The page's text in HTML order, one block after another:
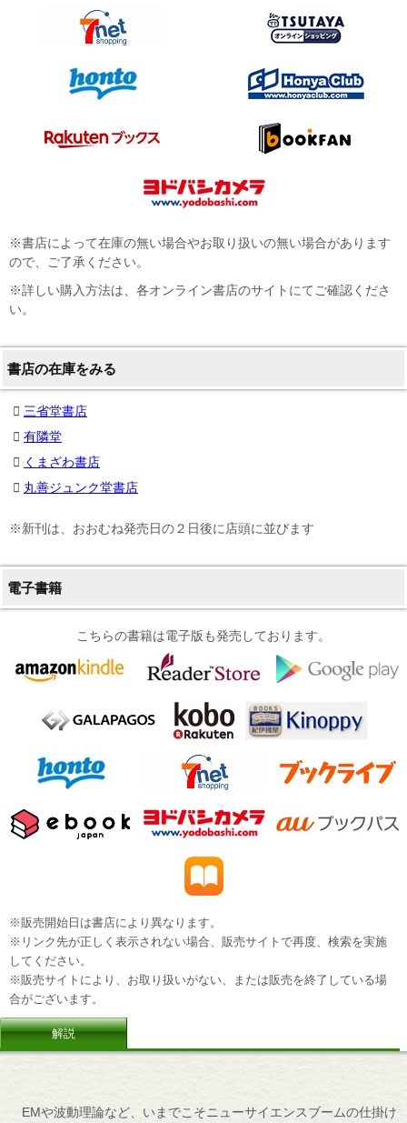
※書店によって在庫の無い場合やお取り扱いの無い場合があります
ので、ご了承ください。
※詳しい購入方法は、各オンライン書店のサイトにてご確認くださ
い。
書店の在庫をみる
三省堂書店
有隣堂
くまざわ書店
丸善ジュンク堂書店
※新刊は、おおむね発売日の２日後に店頭に並びます
電子書籍
こちらの書籍は電子版も発売しております。
※販売開始日は書店により異なります。
※リンク先が正しく表示されない場合、販売サイトで再度、検索を実施
してください。
※販売サイトにより、お取り扱いがない、または販売を終了している場
合がございます。
解説
EMや波動理論など、いまでこそニューサイエンスブームの仕掛け